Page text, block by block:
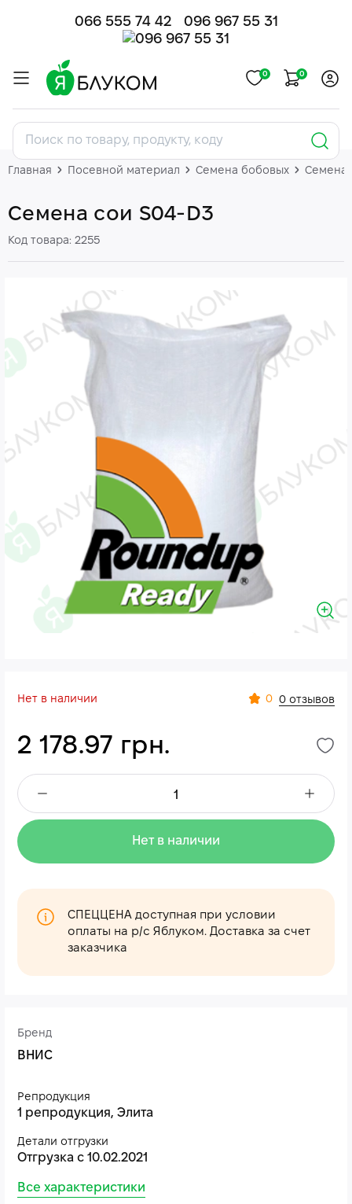
066 555 74 42 096 967 55 31
0 0
Главная Посевной материал Семена бобовых Семена
Семена сои S04-D3
Код товара: 2255
Бренд
ВНИС
Репродукция
1 репродукция, Элита
Детали отгрузки
Отгрузка с 10.02.2021
Все характеристики
Нет в наличии 0 0 отзывов
2 178.97 грн.
Нет в наличии
СПЕЦЦЕНА доступная при условии
оплаты на р/с Яблуком. Доставка за счет
заказчика